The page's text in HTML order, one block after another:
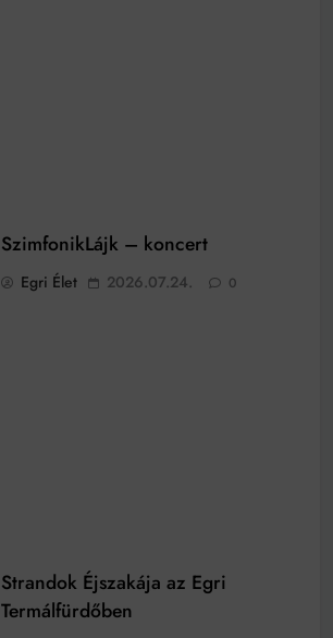
SzimfonikLájk – koncert
Egri Élet 2026.07.24. 0
Strandok Éjszakája az Egri
Termálfürdőben